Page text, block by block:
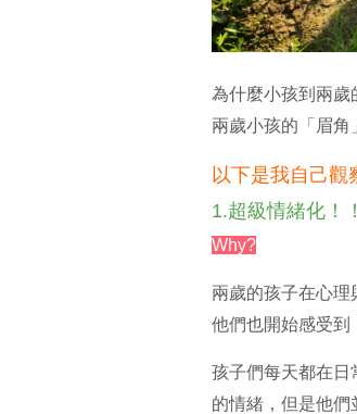
為什麼小孩到兩歲
兩歲小孩的「眉角
以下是我自己觀
1.超級情緒化！！
Why?
兩歲的孩子在心理
他們也開始感受到
孩子們每天都在日
的情緒，但是他